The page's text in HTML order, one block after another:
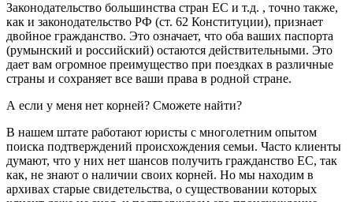
Законодательство большинства стран ЕС и т.д. , точно также,
как и законодательство РФ (ст. 62 Конституции), признает
двойное гражданство. Это означает, что оба ваших паспорта
(румынский и российский) остаются действительными. Это
дает вам огромное преимущество при поездках в различные
страны и сохраняет все ваши права в родной стране.
А если у меня нет корней? Сможете найти?
В нашем штате работают юристы с многолетним опытом
поиска подтверждений происхождения семьи. Часто клиенты
думают, что у них нет шансов получить гражданство ЕС, так
как, не знают о наличии своих корней. Но мы находим в
архивах старые свидетельства, о существовании которых